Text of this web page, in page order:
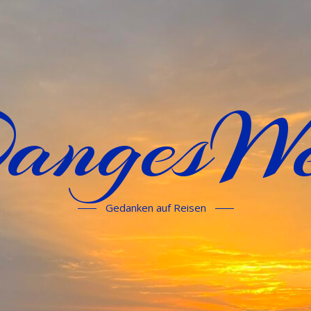
Gedanken auf Reisen